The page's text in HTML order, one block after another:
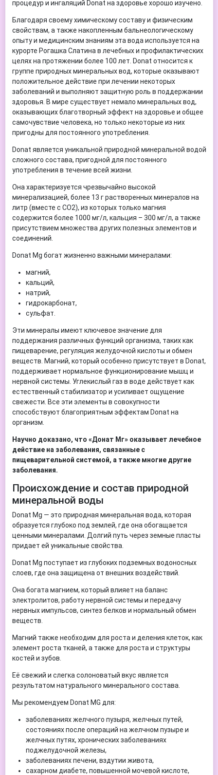
процедур и ингаляций Donat на здоровье хорошо изучено.
Благодаря своему химическому составу и физическим
свойствам, а также накопленным бальнеологическому
опыту и медицинским знаниям эта вода используется на
курорте Рогашка Слатина в лечебных и профилактических
целях на протяжении более 100 лет. Donat относится к
группе природных минеральных вод, которые оказывают
положительное действие при лечении некоторых
заболеваний и выполняют защитную роль в поддержании
здоровья. В мире существует немало минеральных вод,
оказывающих благотворный эффект на здоровье и общее
самочувствие человека, но только некоторые из них
пригодны для постоянного употребления.
Donat является уникальной природной минеральной водой
сложного состава, пригодной для постоянного
употребления в течение всей жизни.
Она характеризуется чрезвычайно высокой
минерализацией, более 13 г растворенных минералов на
литр (вместе с СО2), из которых только магния
содержится более 1000 мг/л, кальция – 300 мг/л, а также
присутствием множества других полезных элементов и
соединений.
Donat Mg богат жизненно важными минералами:
магний,
кальций,
натрий,
гидрокарбонат,
сульфат.
Эти минералы имеют ключевое значение для
поддержания различных функций организма, таких как
пищеварение, регуляция желудочной кислоты и обмен
веществ. Магний, который особенно присутствует в Donat,
поддерживает нормальное функционирование мышц и
нервной системы. Углекислый газ в воде действует как
естественный стабилизатор и усиливает ощущение
свежести. Все эти элементы в совокупности
способствуют благоприятным эффектам Donat на
организм.
Научно доказано, что «Донат Мг» оказывает лечебное
действие на заболевания, связанные с
пищеварительной системой, а также многие другие
заболевания.
Происхождение и состав природной
минеральной воды
Donat Mg — это природная минеральная вода, которая
образуется глубоко под землей, где она обогащается
ценными минералами. Долгий путь через земные пласты
придает ей уникальные свойства.
Donat Mg поступает из глубоких подземных водоносных
слоев, где она защищена от внешних воздействий.
Она богата магнием, который влияет на баланс
электролитов, работу нервной системы и передачу
нервных импульсов, синтез белков и нормальный обмен
веществ.
Магний также необходим для роста и деления клеток, как
элемент роста тканей, а также для роста и структуры
костей и зубов.
Её свежий и слегка солоноватый вкус является
результатом натурального минерального состава.
Мы рекомендуем Donat MG для:
заболеваниях желчного пузыря, желчных путей,
состояниях после операций на желчном пузыре и
желчных путях, хронических заболеваниях
поджелудочной железы,
заболеваниях печени, вздутии живота,
сахарном диабете, повышенной мочевой кислоте,